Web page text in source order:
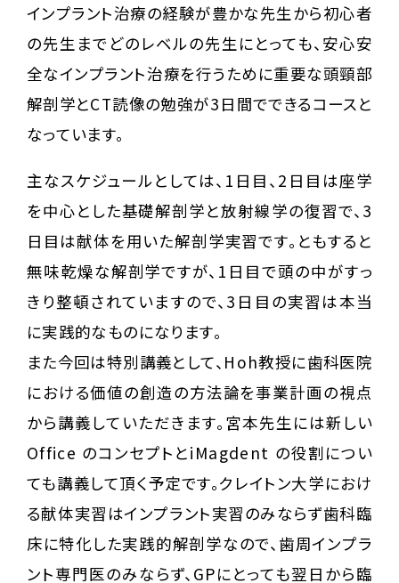
インプラント治療の経験が豊かな先生から初心者
の先生までどのレベルの先生にとっても、安心安
全なインプラント治療を行うために重要な頭頸部
解剖学とCT読像の勉強が3日間でできるコースと
なっています。
主なスケジュールとしては、1日目、2日目は座学
を中心とした基礎解剖学と放射線学の復習で、3
日目は献体を用いた解剖学実習です。ともすると
無味乾燥な解剖学ですが、1日目で頭の中がすっ
きり整頓されていますので、3日目の実習は本当
に実践的なものになります。
また今回は特別講義として、Hoh教授に歯科医院
における価値の創造の方法論を事業計画の視点
から講義していただきます。宮本先生には新しい
Office のコンセプトとiMagdent の役割につい
ても講義して頂く予定です。クレイトン大学におけ
る献体実習はインプラント実習のみならず歯科臨
床に特化した実践的解剖学なので、歯周インプラ
ント専門医のみならず、GPにとっても翌日から臨